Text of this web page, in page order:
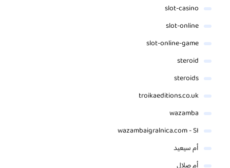
slot-casino
slot-online
slot-online-game
steroid
steroids
troikaeditions.co.uk
wazamba
wazambaigralnica.com - SI
أم سيعيد